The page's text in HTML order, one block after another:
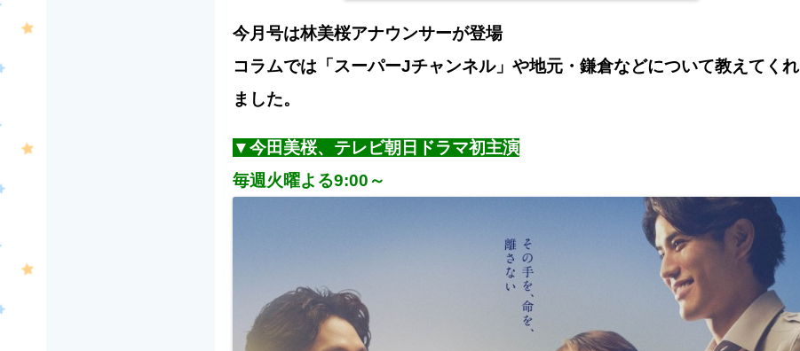
今月号は林美桜アナウンサーが登場
コラムでは「スーパーJチャンネル」や地元・鎌倉などについて教えてくれ
ました。
▼今田美桜、テレビ朝日ドラマ初主演
毎週火曜よる9:00～